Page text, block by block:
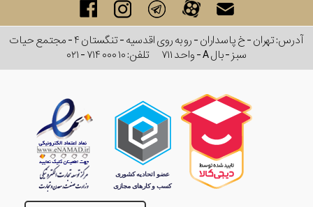
آدرس: تهران - خ پاسداران - رو به روی اقدسیه - تنگستان ۴ - مجتمع حیات
سبز - بال A - واحد ۷۱۱
تلفن:۰۲۱ - ۷۱۴ ۰۰۰ ۱۰